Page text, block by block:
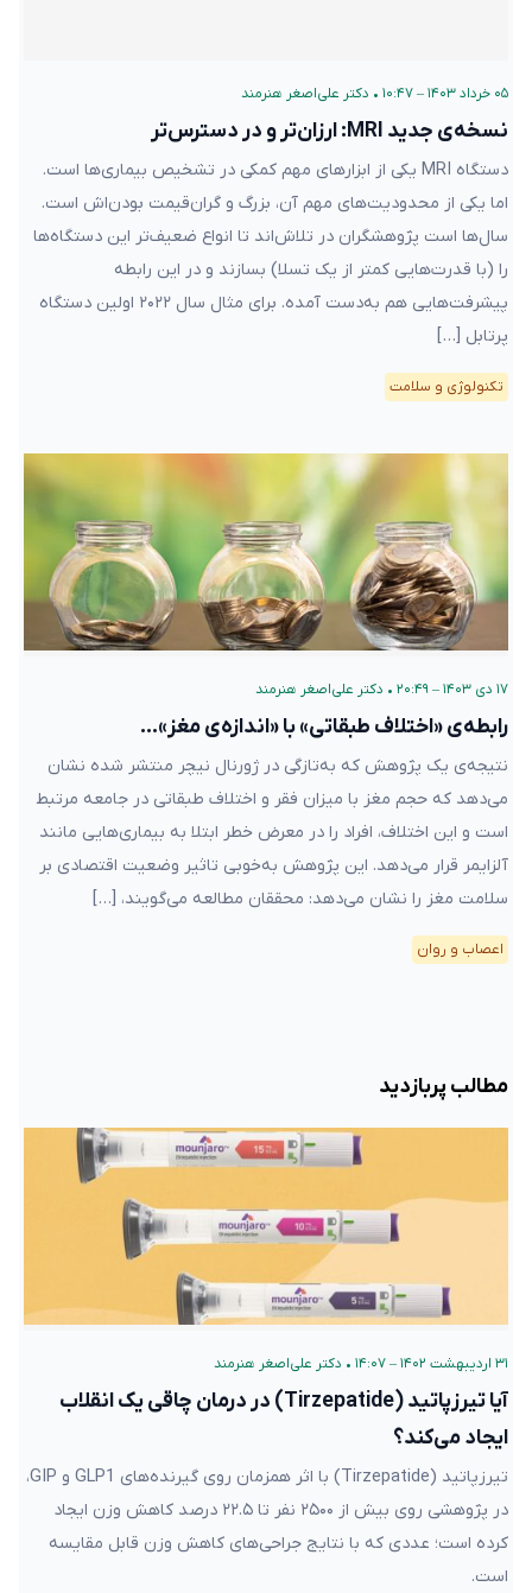
۰۵ خرداد ۱۴۰۳ – ۱۰:۴۷ • دکتر علی‌اصغر هنرمند
نسخه‌ی جدید MRI: ارزان‌تر و در دسترس‌تر
دستگاه MRI یکی از ابزارهای مهم کمکی در تشخیص بیماری‌ها است.
اما یکی از محدودیت‌های مهم آن، بزرگ و گران‌قیمت بودن‌‌اش است.
سال‌ها است پژوهشگران در تلاش‌اند تا انواع ضعیف‌تر این دستگاه‌ها
را (با قدرت‌هایی کمتر از یک تسلا) بسازند و در این رابطه
پیشرفت‌هایی هم به‌دست آمده. برای مثال سال ۲۰۲۲ اولین دستگاه
پرتابل […]
تکنولوژی و سلامت
۱۷ دی ۱۴۰۳ – ۲۰:۴۹ • دکتر علی‌اصغر هنرمند
رابطه‌ی «اختلاف طبقاتی» با «اندازه‌ی مغز»…
نتیجه‌ی یک پژوهش که به‌تازگی در ژورنال نیچر منتشر شده نشان
می‌دهد که حجم مغز با میزان فقر و اختلاف طبقاتی در جامعه مرتبط
است و این اختلاف، افراد را در معرض خطر ابتلا به بیماری‌هایی مانند
آلزایمر قرار می‌دهد. این پژوهش به‌خوبی تاثیر وضعیت اقتصادی بر
سلامت مغز را نشان می‌دهد: محققان مطالعه می‌گویند، […]
اعصاب و روان
مطالب پربازدید
۳۱ اردیبهشت ۱۴۰۲ – ۱۴:۰۷ • دکتر علی‌اصغر هنرمند
آیا تیرزپاتید (Tirzepatide) در درمان چاقی یک انقلاب
ایجاد می‌کند؟
تیرزپاتید (Tirzepatide) با اثر همزمان روی گیرنده‌های GLP1 و GIP،
در پژوهشی روی بیش از ۲۵۰۰ نفر تا ۲۲.۵ درصد کاهش وزن ایجاد
کرده است؛ عددی که با نتایج جراحی‌های کاهش وزن قابل مقایسه
است.